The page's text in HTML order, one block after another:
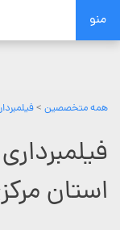
Skip
منو
همه متخصصین >
استان